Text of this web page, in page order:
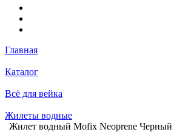
Главная
Каталог
Всё для вейка
Жилеты водные
Жилет водный Mofix Neoprene Черный